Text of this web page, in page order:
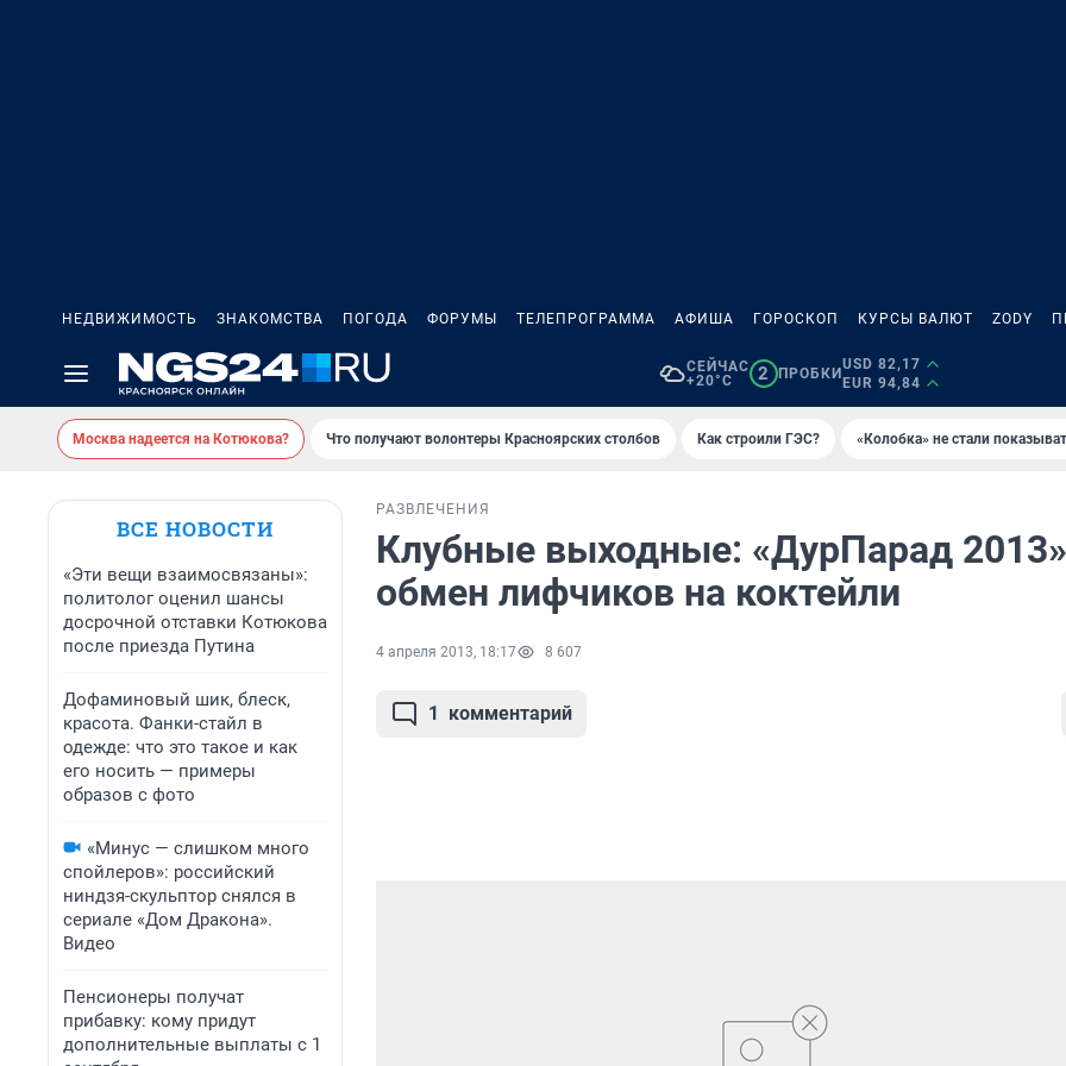
НЕДВИЖИМОСТЬ ЗНАКОМСТВА ПОГОДА ФОРУМЫ ТЕЛЕПРОГРАММА АФИША ГОРОСКОП КУРСЫ ВАЛЮТ ZODY
СЕЙЧАС
+20°C
2 ПРОБКИ
USD 82,17
EUR 94,84
Москва надеется на Котюкова? Что получают волонтеры Красноярских столбов Как строили ГЭС? «Колобка» не стали
ВСЕ НОВОСТИ
«Эти вещи взаимосвязаны»:
политолог оценил шансы
досрочной отставки Котюкова
после приезда Путина
Дофаминовый шик, блеск,
красота. Фанки-стайл в
одежде: что это такое и как
его носить — примеры
образов с фото
«Минус — слишком много
спойлеров»: российский
ниндзя-скульптор снялся в
сериале «Дом Дракона».
Видео
Пенсионеры получат
прибавку: кому придут
дополнительные выплаты с 1
РАЗВЛЕЧЕНИЯ
Клубные выходные: «ДурПарад
обмен лифчиков на коктейли
4 апреля 2013, 18:17 8 607
1 комментарий